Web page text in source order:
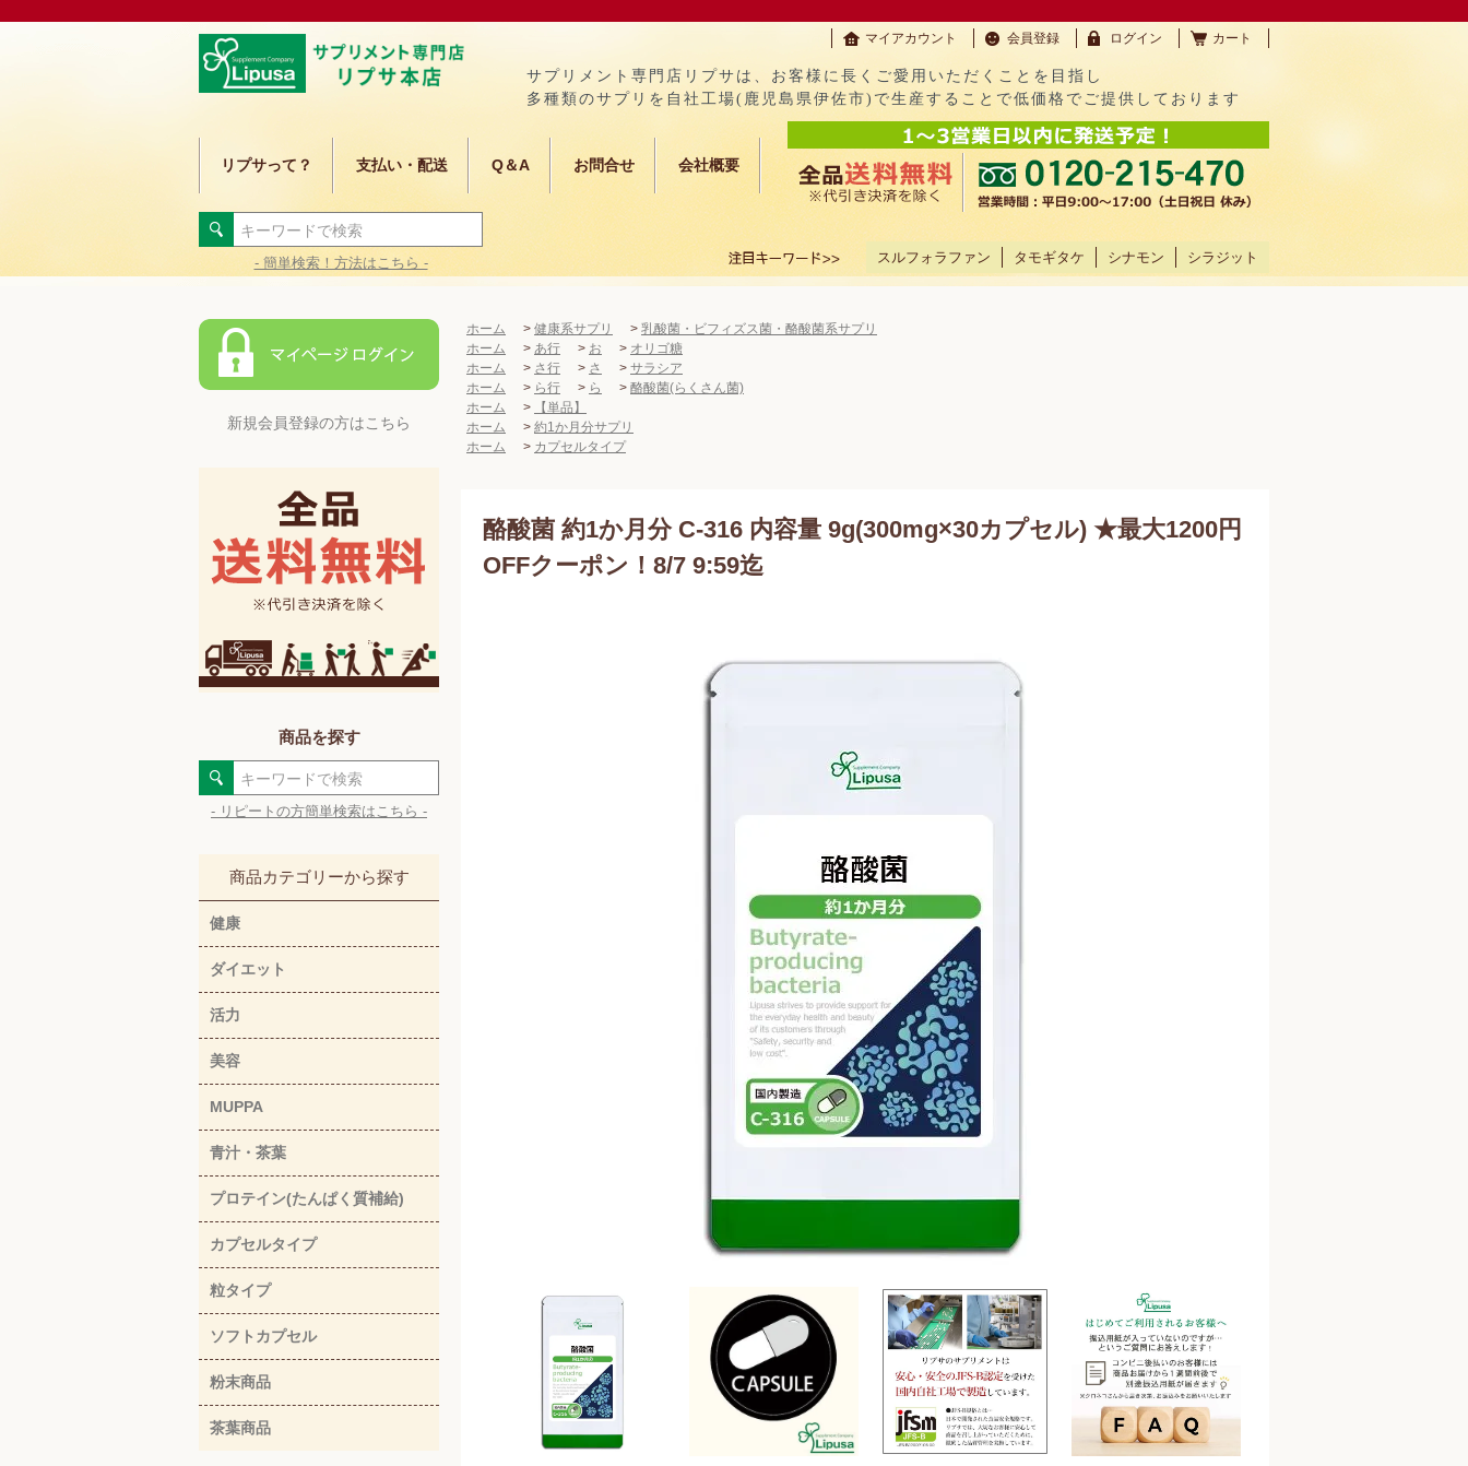
マイアカウント 会員登録 ログイン カート
サプリメント専門店リプサは、お客様に長くご愛用いただくことを目指し
多種類のサプリを自社工場(鹿児島県伊佐市)で生産することで低価格でご提供しております
リプサって？ 支払い・配送 Q＆A お問合せ 会社概要
- 簡単検索！方法はこちら - スルフォラファン タモギタケ シナモン シラジット
新規会員登録の方はこちら
商品を探す
- リピートの方簡単検索はこちら -
商品カテゴリーから探す
健康
ダイエット
活力
美容
MUPPA
青汁・茶葉
プロテイン(たんぱく質補給)
カプセルタイプ
粒タイプ
ソフトカプセル
粉末商品
茶葉商品
ホーム > 健康系サプリ > 乳酸菌・ビフィズス菌・酪酸菌系サプリ
ホーム
> あ行 > お > オリゴ糖
ホーム
> さ行 > さ > サラシア
ホーム
> ら行 > ら > 酪酸菌(らくさん菌)
ホーム
>
【単品】
ホーム
> 約1か月分サプリ
ホーム
> カプセルタイプ
酪酸菌 約1か月分 C-316 内容量 9g(300mg×30カプセル) ★最大1200円
OFFクーポン！8/7 9:59迄